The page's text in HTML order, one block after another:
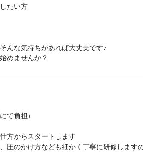
たい方
んな気持ちがあれば大丈夫です♪
めませんか？
て負担）
方からスタートします
圧のかけ方なども細かく丁寧に研修します